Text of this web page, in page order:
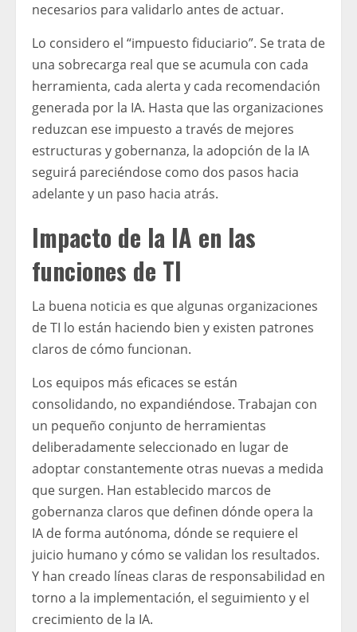
necesarios para validarlo antes de actuar.
Lo considero el “impuesto fiduciario”. Se trata de
una sobrecarga real que se acumula con cada
herramienta, cada alerta y cada recomendación
generada por la IA. Hasta que las organizaciones
reduzcan ese impuesto a través de mejores
estructuras y gobernanza, la adopción de la IA
seguirá pareciéndose como dos pasos hacia
adelante y un paso hacia atrás.
Impacto de la IA en las
funciones de TI
La buena noticia es que algunas organizaciones
de TI lo están haciendo bien y existen patrones
claros de cómo funcionan.
Los equipos más eficaces se están
consolidando, no expandiéndose. Trabajan con
un pequeño conjunto de herramientas
deliberadamente seleccionado en lugar de
adoptar constantemente otras nuevas a medida
que surgen. Han establecido marcos de
gobernanza claros que definen dónde opera la
IA de forma autónoma, dónde se requiere el
juicio humano y cómo se validan los resultados.
Y han creado líneas claras de responsabilidad en
torno a la implementación, el seguimiento y el
crecimiento de la IA.